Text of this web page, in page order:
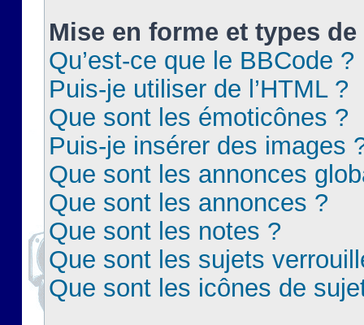
Mise en forme et types
Qu’est-ce que le BBCode ?
Puis-je utiliser de l’HTML ?
Que sont les émoticônes ?
Puis-je insérer des images
Que sont les annonces
Que sont les annonces ?
Que sont les notes ?
Que sont les sujets
Que sont les icônes de